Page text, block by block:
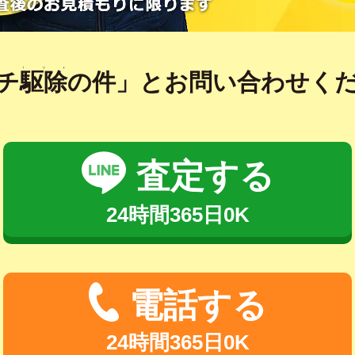
駆除
くじょ
の件」とお問い合わせく
査定する
24時間365日0K
電話する
24時間365日0K